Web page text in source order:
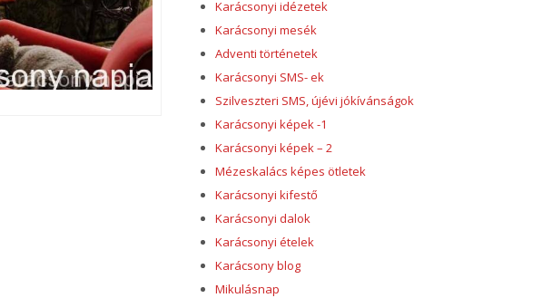
Karácsonyi idézetek
Karácsonyi mesék
Adventi történetek
Karácsonyi SMS- ek
Szilveszteri SMS, újévi jókívánságok
Karácsonyi képek -1
Karácsonyi képek – 2
Mézeskalács képes ötletek
Karácsonyi kifestő
Karácsonyi dalok
Karácsonyi ételek
Karácsony blog
Mikulásnap